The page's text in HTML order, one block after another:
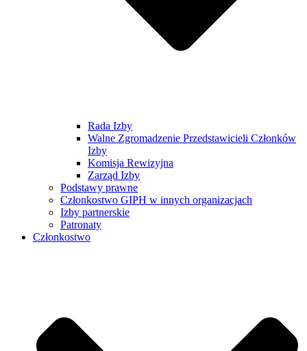
Rada Izby
Walne Zgromadzenie Przedstawicieli Członków
Izby
Komisja Rewizyjna
Zarząd Izby
Podstawy prawne
Członkostwo GIPH w innych organizacjach
Izby partnerskie
Patronaty
Członkostwo